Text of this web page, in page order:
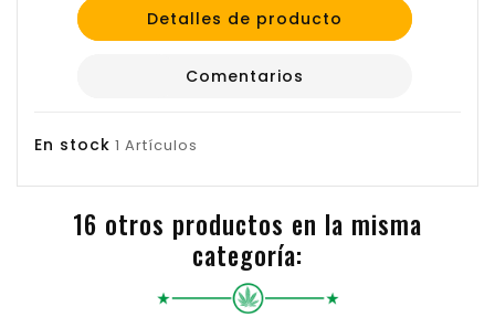
Detalles de producto
Comentarios
En stock 1 Artículos
16 otros productos en la misma
categoría: